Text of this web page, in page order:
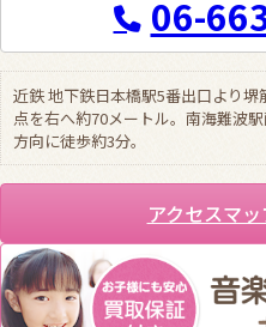
06-
近鉄 地下鉄日本橋駅5番出口より
点を右へ約70メートル。南海難波
方向に徒歩約3分。
アクセスマ